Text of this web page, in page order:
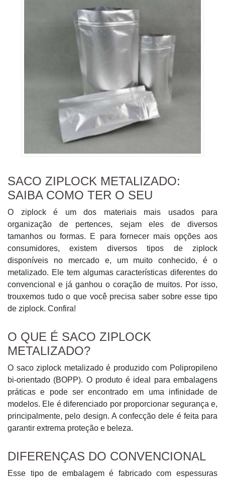
SACO ZIPLOCK METALIZADO:
SAIBA COMO TER O SEU
O ziplock é um dos materiais mais usados para
organização de pertences, sejam eles de diversos
tamanhos ou formas. E para fornecer mais opções aos
consumidores, existem diversos tipos de ziplock
disponíveis no mercado e, um muito conhecido, é o
metalizado. Ele tem algumas características diferentes do
convencional e já ganhou o coração de muitos. Por isso,
trouxemos tudo o que você precisa saber sobre esse tipo
de ziplock. Confira!
O QUE É SACO ZIPLOCK
METALIZADO?
O saco ziplock metalizado é produzido com Polipropileno
bi-orientado (BOPP). O produto é ideal para embalagens
práticas e pode ser encontrado em uma infinidade de
modelos. Ele é diferenciado por proporcionar segurança e,
principalmente, pelo design. A confecção dele é feita para
garantir extrema proteção e beleza.
DIFERENÇAS DO CONVENCIONAL
Esse tipo de embalagem é fabricado com espessuras